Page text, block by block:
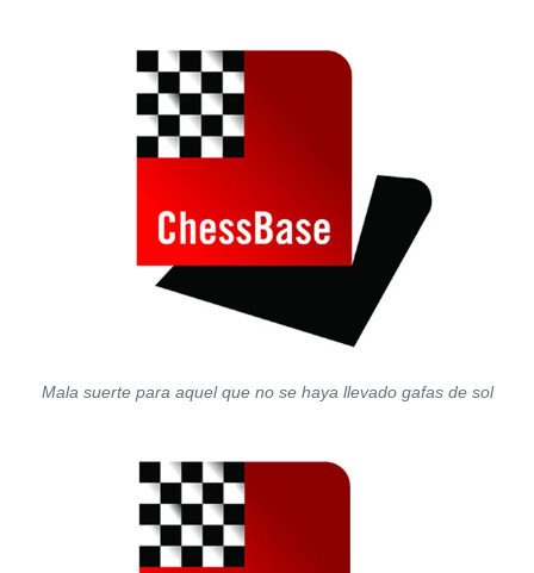
Mala suerte para aquel que no se haya llevado gafas de sol